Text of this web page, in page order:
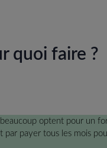
quoi faire ?
optent pour un
par payer tous les mois